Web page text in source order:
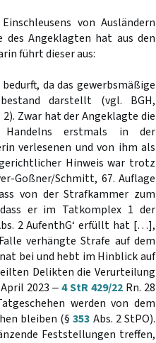
von Ausländern
des Angeklagten hat aus den
führt dieser aus:
da das gewerbsmäßige
darstellt (vgl. BGH,
2). Zwar hat der Angeklagte die
Handelns erstmals in der
verlesenen und von ihm als
Hinweis war trotz
Goßner/Schmitt, 67. Auflage
von der Strafkammer zum
er im Tatkomplex 1 der
2 AufenthG‘ erfüllt hat […],
verhängte Strafe auf dem
bei und hebt im Hinblick auf
Delikten die Verurteilung
2023 ‒4 StR 429/22Rn. 28
werden von dem
bleiben (§353 Abs. 2 StPO).
Feststellungen treffen,